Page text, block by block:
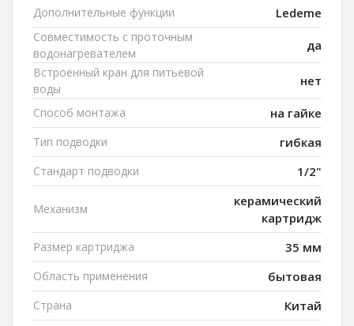
Дополнительные функции Ledeme
Совместимость с проточным
водонагревателем
да
Встроенный кран для питьевой
воды
нет
Способ монтажа на гайке
Тип подводки гибкая
Стандарт подводки 1/2"
Механизм
керамический
картридж
Размер картриджа 35 мм
Область применения бытовая
Страна Китай